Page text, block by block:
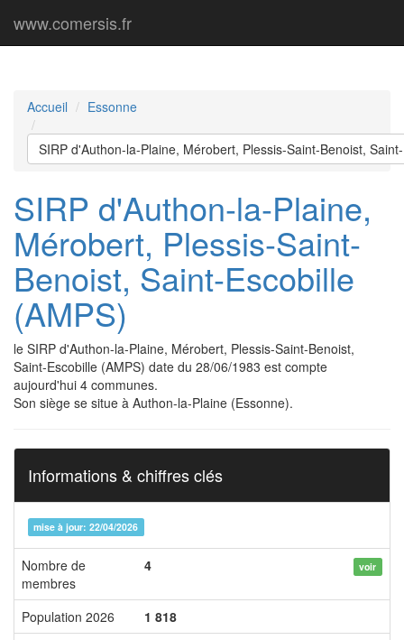
www.comersis.fr
Accueil Essonne
SIRP d'Authon-la-Plaine, Mérobert, Plessis-Saint-Benoist,
SIRP d'Authon-la-Plaine,
Mérobert, Plessis-Saint-
Benoist, Saint-Escobille
(AMPS)
le SIRP d'Authon-la-Plaine, Mérobert, Plessis-Saint-Benoist,
Saint-Escobille (AMPS) date du 28/06/1983 est compte
aujourd'hui 4 communes.
Son siège se situe à Authon-la-Plaine (Essonne).
Informations & chiffres clés
mise à jour: 22/04/2026
Nombre de
membres
4 voir
Population 2026
1 818